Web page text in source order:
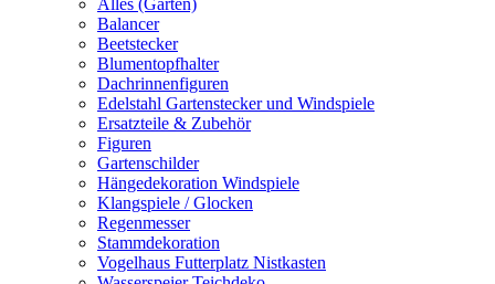
Alles (Garten)
Balancer
Beetstecker
Blumentopfhalter
Dachrinnenfiguren
Edelstahl Gartenstecker und Windspiele
Ersatzteile & Zubehör
Figuren
Gartenschilder
Hängedekoration Windspiele
Klangspiele / Glocken
Regenmesser
Stammdekoration
Vogelhaus Futterplatz Nistkasten